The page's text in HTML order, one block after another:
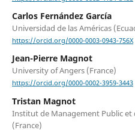
Carlos Fernández García
Universidad de las Américas
https://orcid.org/0000-0003-0943-756X
Jean-Pierre Magnot
University of Angers (France)
https://orcid.org/0000-0002-3959-3443
Tristan Magnot
Institut de Management Public et
(France)